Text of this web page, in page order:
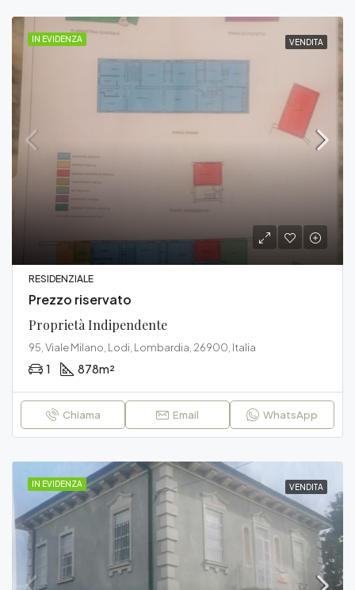
IN EVIDENZA VENDITA
RESIDENZIALE
Prezzo riservato
Proprietà Indipendente
95, Viale Milano, Lodi, Lombardia, 26900, Italia
1 878m²
Chiama Email WhatsApp
IN EVIDENZA VENDITA